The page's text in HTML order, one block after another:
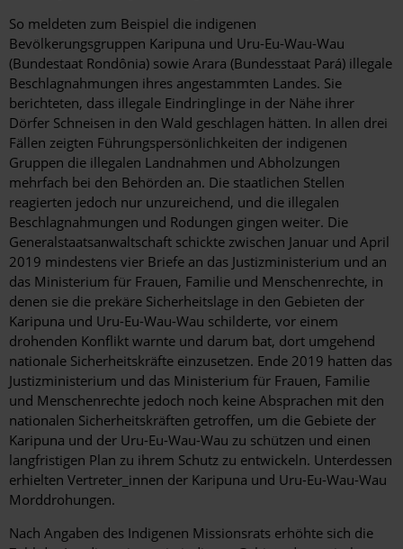
So meldeten zum Beispiel die indigenen
Bevölkerungsgruppen Karipuna und Uru-Eu-Wau-Wau
(Bundestaat Rondônia) sowie Arara (Bundesstaat Pará) illegale
Beschlagnahmungen ihres angestammten Landes. Sie
berichteten, dass illegale Eindringlinge in der Nähe ihrer
Dörfer Schneisen in den Wald geschlagen hätten. In allen drei
Fällen zeigten Führungspersönlichkeiten der indigenen
Gruppen die illegalen Landnahmen und Abholzungen
mehrfach bei den Behörden an. Die staatlichen Stellen
reagierten jedoch nur unzureichend, und die illegalen
Beschlagnahmungen und Rodungen gingen weiter. Die
Generalstaatsanwaltschaft schickte zwischen Januar und April
2019 mindestens vier Briefe an das Justizministerium und an
das Ministerium für Frauen, Familie und Menschenrechte, in
denen sie die prekäre Sicherheitslage in den Gebieten der
Karipuna und Uru-Eu-Wau-Wau schilderte, vor einem
drohenden Konflikt warnte und darum bat, dort umgehend
nationale Sicherheitskräfte einzusetzen. Ende 2019 hatten das
Justizministerium und das Ministerium für Frauen, Familie
und Menschenrechte jedoch noch keine Absprachen mit den
nationalen Sicherheitskräften getroffen, um die Gebiete der
Karipuna und der Uru-Eu-Wau-Wau zu schützen und einen
langfristigen Plan zu ihrem Schutz zu entwickeln. Unterdessen
erhielten Vertreter_innen der Karipuna und Uru-Eu-Wau-Wau
Morddrohungen.
Nach Angaben des Indigenen Missionsrats erhöhte sich die